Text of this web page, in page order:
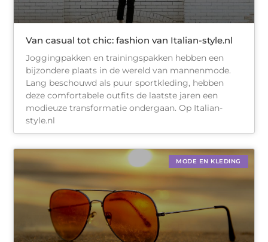
Van casual tot chic: fashion van Italian-style.nl
Joggingpakken en trainingspakken hebben een
bijzondere plaats in de wereld van mannenmode.
Lang beschouwd als puur sportkleding, hebben
deze comfortabele outfits de laatste jaren een
modieuze transformatie ondergaan. Op Italian-
style.nl
MODE EN KLEDING